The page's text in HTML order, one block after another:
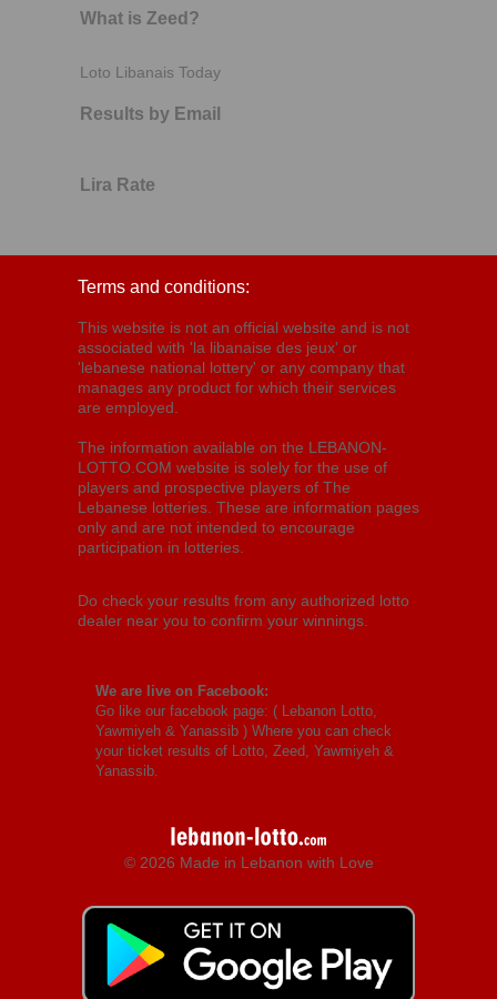
What is Zeed?
Loto Libanais Today
Results by Email
Lira Rate
Terms and conditions:
This website is not an official website and is not
associated with 'la libanaise des jeux' or
'lebanese national lottery' or any company that
manages any product for which their services
are employed.
The information available on the LEBANON-
LOTTO.COM website is solely for the use of
players and prospective players of The
Lebanese lotteries. These are information pages
only and are not intended to encourage
participation in lotteries.
Do check your results from any authorized lotto
dealer near you to confirm your winnings.
We are live on Facebook:
Go like our facebook page: ( Lebanon Lotto,
Yawmiyeh & Yanassib ) Where you can check
your ticket results of Lotto, Zeed, Yawmiyeh &
Yanassib.
© 2026 Made in Lebanon with Love